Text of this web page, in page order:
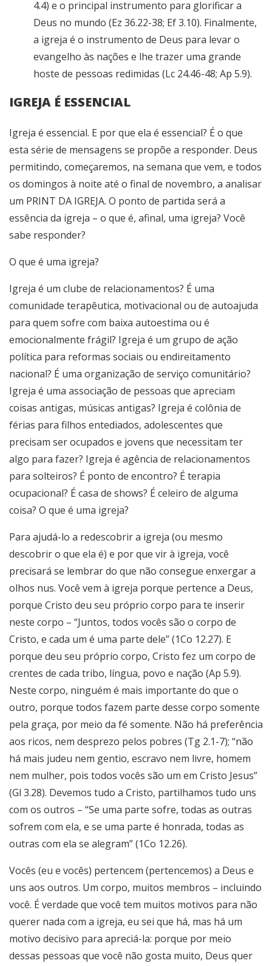
4.4) e o principal instrumento para glorificar a
Deus no mundo (Ez 36.22-38; Ef 3.10). Finalmente,
a igreja é o instrumento de Deus para levar o
evangelho às nações e lhe trazer uma grande
hoste de pessoas redimidas (Lc 24.46-48; Ap 5.9).
IGREJA É ESSENCIAL
Igreja é essencial. E por que ela é essencial? É o que
esta série de mensagens se propõe a responder. Deus
permitindo, começaremos, na semana que vem, e todos
os domingos à noite até o final de novembro, a analisar
um PRINT DA IGREJA. O ponto de partida será a
essência da igreja – o que é, afinal, uma igreja? Você
sabe responder?
O que é uma igreja?
Igreja é um clube de relacionamentos? É uma
comunidade terapêutica, motivacional ou de autoajuda
para quem sofre com baixa autoestima ou é
emocionalmente frágil? Igreja é um grupo de ação
política para reformas sociais ou endireitamento
nacional? É uma organização de serviço comunitário?
Igreja é uma associação de pessoas que apreciam
coisas antigas, músicas antigas? Igreja é colônia de
férias para filhos entediados, adolescentes que
precisam ser ocupados e jovens que necessitam ter
algo para fazer? Igreja é agência de relacionamentos
para solteiros? É ponto de encontro? É terapia
ocupacional? É casa de shows? É celeiro de alguma
coisa? O que é uma igreja?
Para ajudá-lo a redescobrir a igreja (ou mesmo
descobrir o que ela é) e por que vir à igreja, você
precisará se lembrar do que não consegue enxergar a
olhos nus. Você vem à igreja porque pertence a Deus,
porque Cristo deu seu próprio corpo para te inserir
neste corpo – “Juntos, todos vocês são o corpo de
Cristo, e cada um é uma parte dele” (1Co 12.27). E
porque deu seu próprio corpo, Cristo fez um corpo de
crentes de cada tribo, língua, povo e nação (Ap 5.9).
Neste corpo, ninguém é mais importante do que o
outro, porque todos fazem parte desse corpo somente
pela graça, por meio da fé somente. Não há preferência
aos ricos, nem desprezo pelos pobres (Tg 2.1-7); “não
há mais judeu nem gentio, escravo nem livre, homem
nem mulher, pois todos vocês são um em Cristo Jesus”
(Gl 3.28). Devemos tudo a Cristo, partilhamos tudo uns
com os outros – “Se uma parte sofre, todas as outras
sofrem com ela, e se uma parte é honrada, todas as
outras com ela se alegram” (1Co 12.26).
Vocês (eu e vocês) pertencem (pertencemos) a Deus e
uns aos outros. Um corpo, muitos membros – incluindo
você. É verdade que você tem muitos motivos para não
querer nada com a igreja, eu sei que há, mas há um
motivo decisivo para apreciá-la: porque por meio
dessas pessoas que você não gosta muito, Deus quer